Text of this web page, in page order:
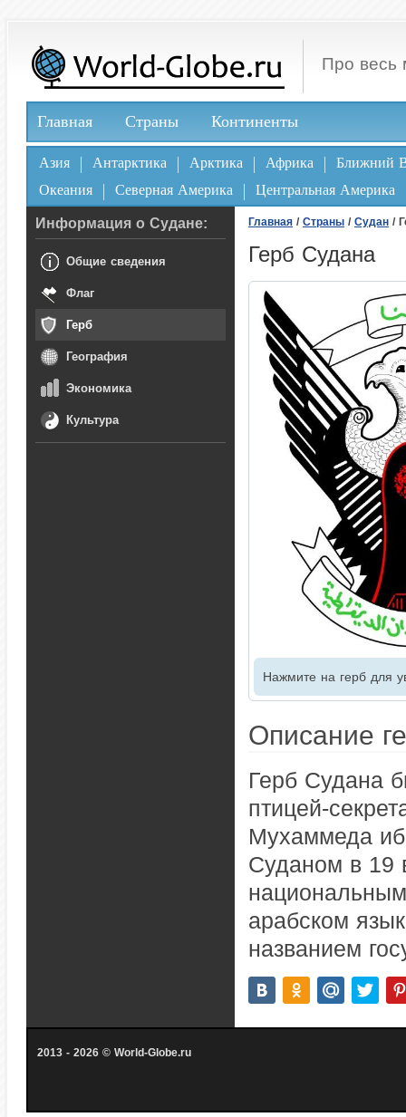
Про весь
Главная Страны Континенты
Азия Антарктика Арктика Африка
Ближний
Океания
Северная Америка Центральная Америка
Главная / Страны / Судан /
Герб Судана
Нажмите на герб для
Описание
Герб Судана
птицей-
Мухаммеда
Суданом в 19
арабском
названием
Информация о Судане:
Общие сведения
Флаг
Герб
География
Экономика
Культура
2013 - 2026 © World-Globe.ru